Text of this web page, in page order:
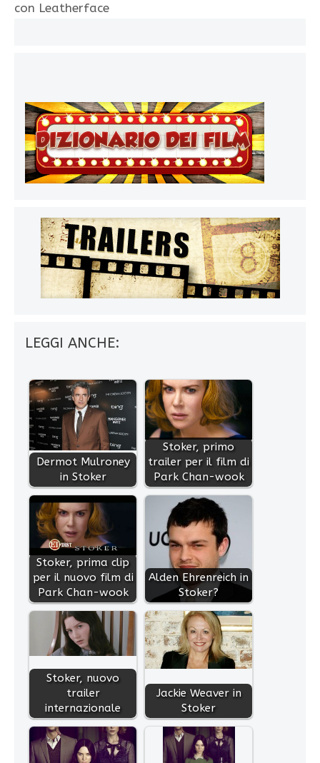
con Leatherface
LEGGI ANCHE:
Dermot Mulroney
in Stoker
Stoker, primo
trailer per il film di
Park Chan-wook
Stoker, prima clip
per il nuovo film di
Park Chan-wook
Alden Ehrenreich in
Stoker?
Stoker, nuovo
trailer
internazionale
Jackie Weaver in
Stoker